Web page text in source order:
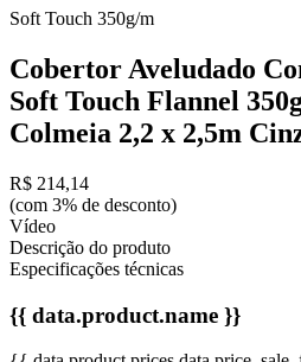
Soft Touch 350g/m
Cobertor Aveludado
Soft Touch Flannel
Colmeia 2,2 x 2,5m
R$ 214,14
(com 3% de desconto)
Vídeo
Descrição do produto
Especificações técnicas
{{ data.product.name }}